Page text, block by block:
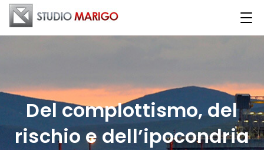
Del complottismo, del
rischio e dell’ipocondria